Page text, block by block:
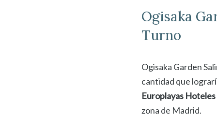
Ogisaka
Turno
Ogisaka Garden
cantidad que
Europlayas Hoteles
zona de Madrid.